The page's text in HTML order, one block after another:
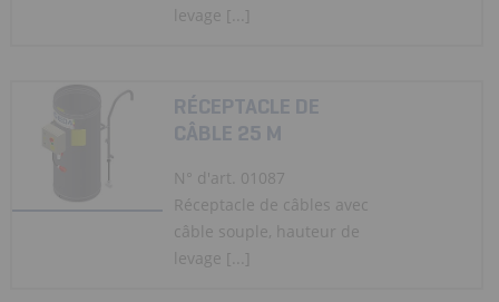
levage [...]
RÉCEPTACLE DE
CÂBLE 25 M
N° d'art. 01087
Réceptacle de câbles avec
câble souple, hauteur de
levage [...]